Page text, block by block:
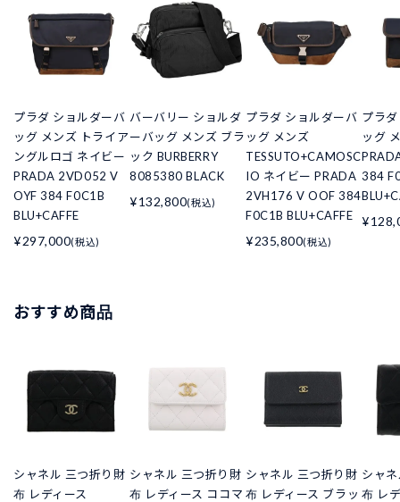
プラダ ショルダーバ
ッグ メンズ トライア
ングルロゴ ネイビー
PRADA 2VD052 V
OYF 384 F0C1B
BLU+CAFFE
¥297,000(税込)
バーバリー ショルダ
ーバッグ メンズ ブラ
ック BURBERRY
8085380 BLACK
¥132,800(税込)
プラダ ショルダーバ
ッグ メンズ
TESSUTO+CAMOSC
IO ネイビー PRADA
2VH176 V OOF 384
F0C1B BLU+CAFFE
¥235,800(税込)
プラ
ッグ
384
おすすめ商品
シャネル 三つ折り財
布 レディース
シャネル 三つ折り財
布 レディース ココマ
シャネル 三つ折り財
布 レディース ブラッ
シャ
布 レ